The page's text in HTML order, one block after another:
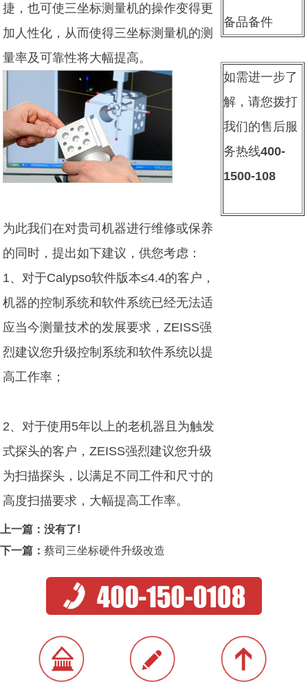
捷，也可使三坐标测量机的操作变得更
加人性化，从而使得三坐标测量机的测
量率及可靠性将大幅提高。
为此我们在对贵司机器进行维修或保养
的同时，提出如下建议，供您考虑：
1、对于Calypso软件版本≤4.4的客户，
机器的控制系统和软件系统已经无法适
应当今测量技术的发展要求，ZEISS强
烈建议您升级控制系统和软件系统以提
高工作率；
2、对于使用5年以上的老机器且为触发
式探头的客户，ZEISS强烈建议您升级
为扫描探头，以满足不同工件和尺寸的
高度扫描要求，大幅提高工作率。
备品备件
如需进一步了
解，请您拨打
我们的售后服
务热线400-
1500-108
上一篇：没有了!
下一篇： 蔡司三坐标硬件升级改造